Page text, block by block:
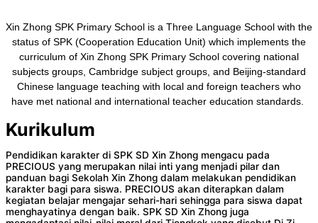
Xin Zhong SPK Primary School is a Three Language School with the
status of SPK (Cooperation Education Unit) which implements the
curriculum of Xin Zhong SPK Primary School covering national
subjects groups, Cambridge subject groups, and Beijing-standard
Chinese language teaching with local and foreign teachers who
have met national and international teacher education standards.
Kurikulum
Pendidikan karakter di SPK SD Xin Zhong mengacu pada
PRECIOUS yang merupakan nilai inti yang menjadi pilar dan
panduan bagi Sekolah Xin Zhong dalam melakukan pendidikan
karakter bagi para siswa. PRECIOUS akan diterapkan dalam
kegiatan belajar mengajar sehari-hari sehingga para siswa dapat
menghayatinya dengan baik. SPK SD Xin Zhong juga